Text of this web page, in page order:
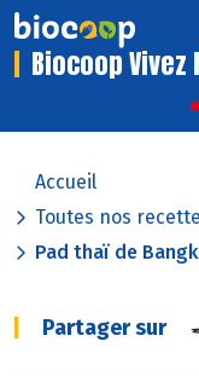
Biocoop
Accueil
Toutes nos
Pad thaï de
Partager sur